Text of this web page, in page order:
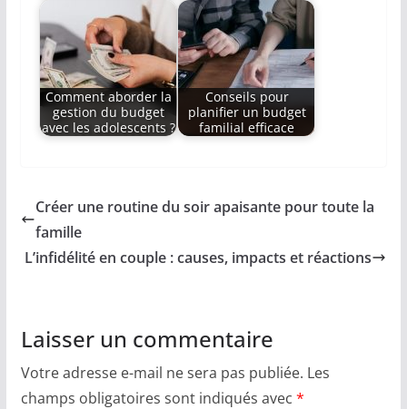
Comment aborder la
gestion du budget
avec les adolescents ?
Conseils pour
planifier un budget
familial efficace
Créer une routine du soir apaisante pour toute la
famille
L’infidélité en couple : causes, impacts et réactions
Laisser un commentaire
Votre adresse e-mail ne sera pas publiée. Les
champs obligatoires sont indiqués avec *